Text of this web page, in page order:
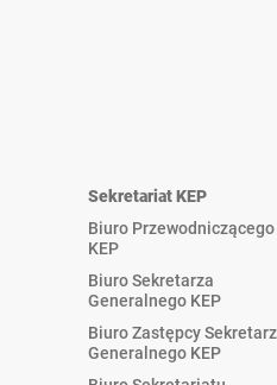
Sekretariat KEP
Biuro Przewodniczącego
KEP
Biuro Sekretarza
Generalnego KEP
Biuro Zastępcy
Generalnego KEP